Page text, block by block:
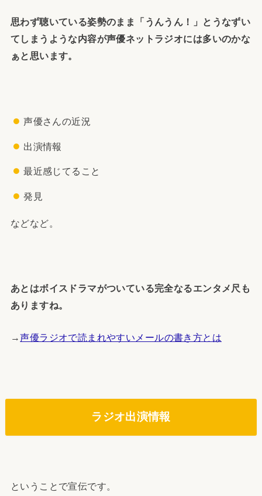
思わず聴いている姿勢のまま「うんうん！」とうなずい
てしまうような内容が声優ネットラジオには多いのかな
ぁと思います。
声優さんの近況
出演情報
最近感じてること
発見
などなど。
あとはボイスドラマがついている完全なるエンタメ尺も
ありますね。
→声優ラジオで読まれやすいメールの書き方とは
ラジオ出演情報
ということで宣伝です。